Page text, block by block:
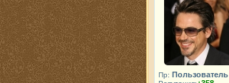
Пр: Пользователь